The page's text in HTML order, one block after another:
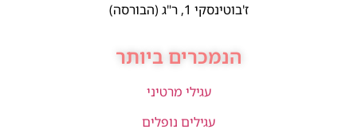
ז'בוטינסקי 1, ר"ג (הבורסה)
הנמכרים ביותר
עגילי מרטיני
עגילים נופלים